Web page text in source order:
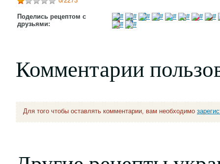
Поделись рецептом с
друзьями:
Комментарии
Для того чтобы оставлять комментарии, вам необходимо